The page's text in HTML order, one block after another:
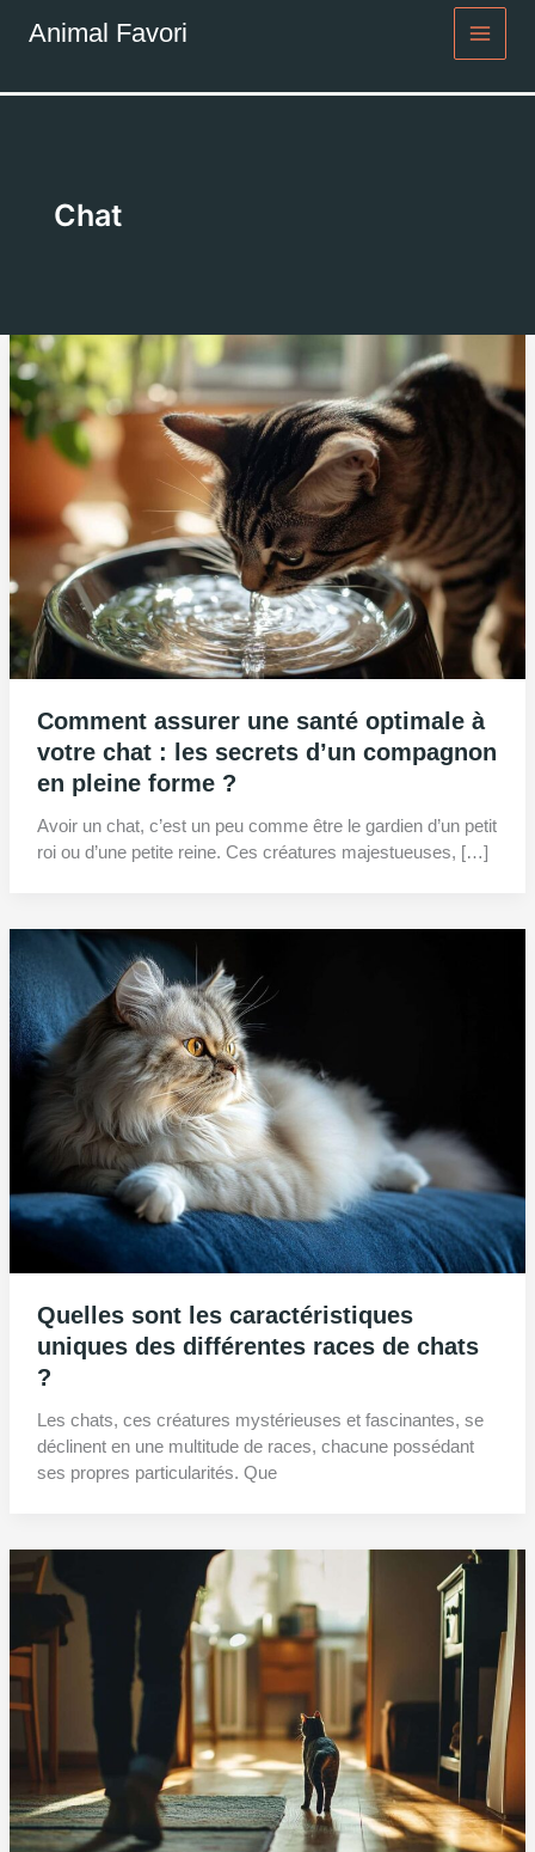
Animal Favori
Chat
Comment assurer une santé optimale à
votre chat : les secrets d’un compagnon
en pleine forme ?
Avoir un chat, c’est un peu comme être le gardien d’un petit
roi ou d’une petite reine. Ces créatures majestueuses, […]
Quelles sont les caractéristiques
uniques des différentes races de chats
?
Les chats, ces créatures mystérieuses et fascinantes, se
déclinent en une multitude de races, chacune possédant
ses propres particularités. Que